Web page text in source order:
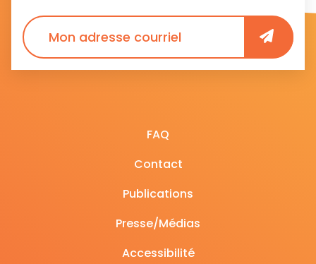
FAQ
Contact
Publications
Presse/Médias
Accessibilité